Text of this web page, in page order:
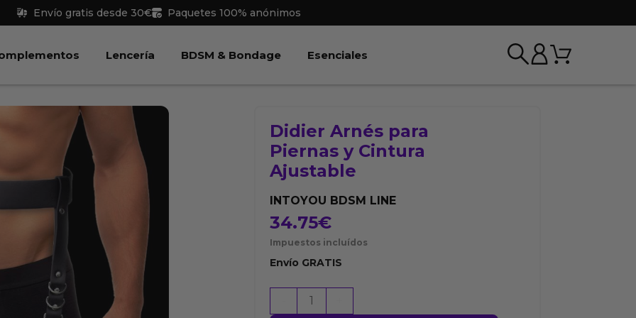
Envío gratis desde 30€ Paquetes 100% anónimos
Juguetes Abrir Complementos
Lencería Abrir Lencería
BDSM & Bondage Abrir BDSM & Bondage
Esenciales Carrito
Didier Arnés para
Piernas y Cintura
Ajustable
INTOYOU BDSM LINE
34.75€
Impuestos incluídos
Envío GRATIS
Arnés